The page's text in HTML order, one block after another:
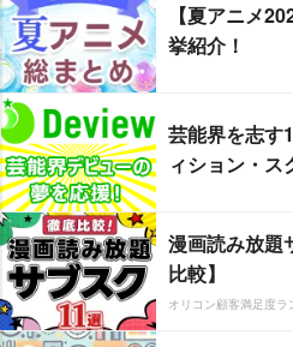
【夏アニメ
挙紹介！
芸能界を志
ィション・
漫画読み放題
比較】
オリコン顧客満足度ラ